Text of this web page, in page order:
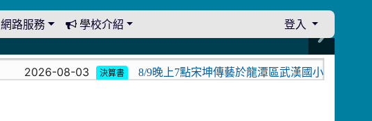
網路服務 學校介紹
登入
2026-08-03 決算書 8/9晚上7點宋坤傳藝於龍潭區武漢國小演出。中壢